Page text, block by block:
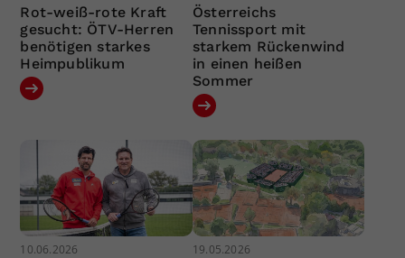
Rot-weiß-rote Kraft
gesucht: ÖTV-Herren
benötigen starkes
Heimpublikum
Österreichs
Tennissport mit
starkem Rückenwind
in einen heißen
Sommer
10.06.2026 19.05.2026